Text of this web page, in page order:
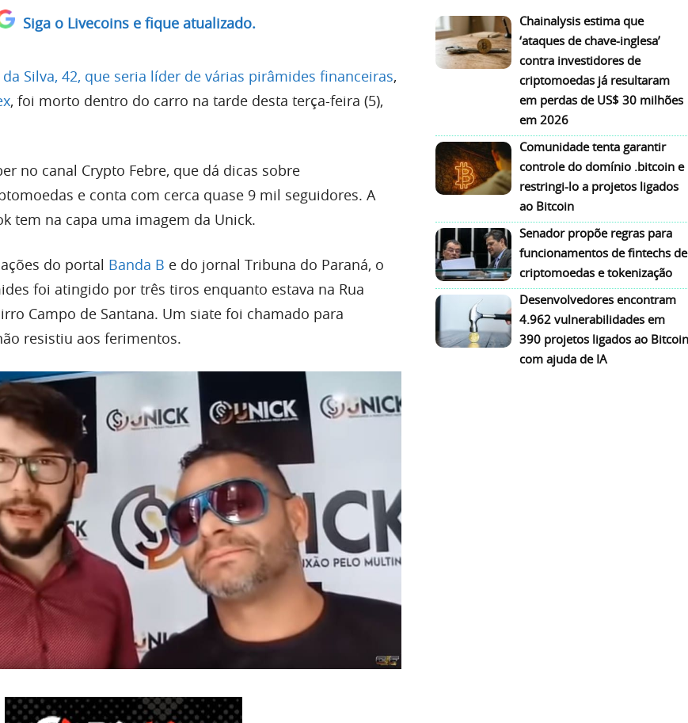
Siga o Livecoins e fique atualizado.
da Silva, 42, que seria líder de várias pirâmides financeiras,
, foi morto dentro do carro na tarde desta terça-feira (5),
no canal Crypto Febre, que dá dicas sobre
e conta com cerca quase 9 mil seguidores. A
tem na capa uma imagem da Unick.
do portal Banda B e do jornal Tribuna do Paraná, o
foi atingido por três tiros enquanto estava na Rua
Campo de Santana. Um siate foi chamado para
resistiu aos ferimentos.
Chainalysis estima que
‘ataques de chave-inglesa’
contra investidores de
criptomoedas já resultaram
em perdas de US$ 30 milhões
em 2026
Comunidade tenta garantir
controle do domínio .bitcoin e
restringi-lo a projetos ligados
ao Bitcoin
Senador propõe regras para
funcionamentos de fintechs de
criptomoedas e tokenização
Desenvolvedores encontram
4.962 vulnerabilidades em
390 projetos ligados ao Bitcoin
com ajuda de IA